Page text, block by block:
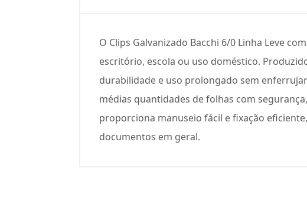
O Clips Galvanizado Bacchi 6/0 Linha Leve
escritório, escola ou uso doméstico.
durabilidade e uso prolongado sem
médias quantidades de folhas com
proporciona manuseio fácil e fixação
documentos em geral.